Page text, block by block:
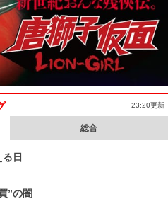
23:20更新
総合
日
”の闇